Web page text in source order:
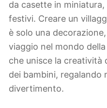
da casette in
festivi. Creare un
è solo una
viaggio nel mondo
che unisce la creatività
dei bambini, regalando
divertimento.